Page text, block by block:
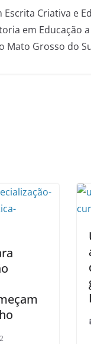
Criativa e
em Educação
Mato Grosso do